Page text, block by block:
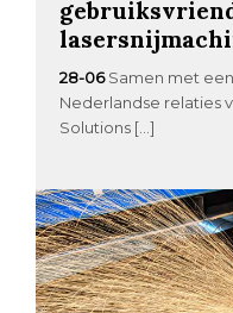
28-06 Samen met
Nederlandse relaties
Solutions […]